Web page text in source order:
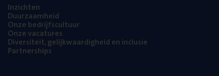
Inzich­ten
Duur­zaam­heid
Onze bedrijfs­cul­tuur
Onze vaca­tu­res
Diver­si­teit, gelijk­waar­dig­heid en inclusie
Part­ner­ships